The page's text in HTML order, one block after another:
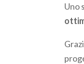
Uno